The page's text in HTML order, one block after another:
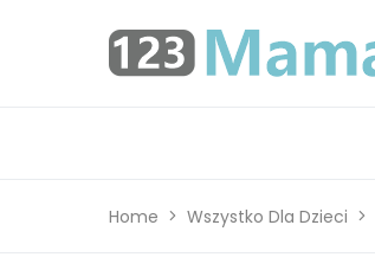
Home Wszystko Dla Dzieci